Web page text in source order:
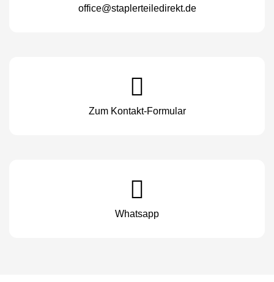
office@staplerteiledirekt.de
Zum Kontakt-Formular
Whatsapp